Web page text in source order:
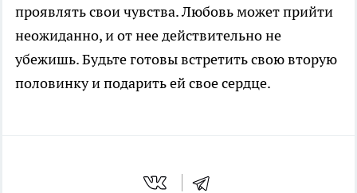
проявлять свои чувства. Любовь может прийти
неожиданно, и от нее действительно не
убежишь. Будьте готовы встретить свою вторую
половинку и подарить ей свое сердце.